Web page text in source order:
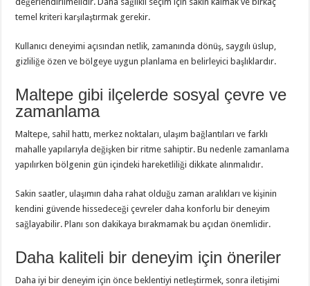
temel kriteri karşılaştırmak gerekir.
Kullanıcı deneyimi açısından netlik, zamanında dönüş, saygılı üslup,
gizliliğe özen ve bölgeye uygun planlama en belirleyici başlıklardır.
Maltepe gibi ilçelerde sosyal çevre ve
zamanlama
Maltepe, sahil hattı, merkez noktaları, ulaşım bağlantıları ve farklı
mahalle yapılarıyla değişken bir ritme sahiptir. Bu nedenle zamanlama
yapılırken bölgenin gün içindeki hareketliliği dikkate alınmalıdır.
Sakin saatler, ulaşımın daha rahat olduğu zaman aralıkları ve kişinin
kendini güvende hissedeceği çevreler daha konforlu bir deneyim
sağlayabilir. Planı son dakikaya bırakmamak bu açıdan önemlidir.
Daha kaliteli bir deneyim için öneriler
Daha iyi bir deneyim için önce beklentiyi netleştirmek, sonra iletişimi